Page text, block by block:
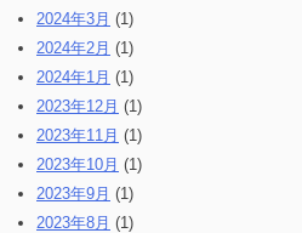
2024年3月 (1)
2024年2月 (1)
2024年1月 (1)
2023年12月 (1)
2023年11月 (1)
2023年10月 (1)
2023年9月 (1)
2023年8月 (1)